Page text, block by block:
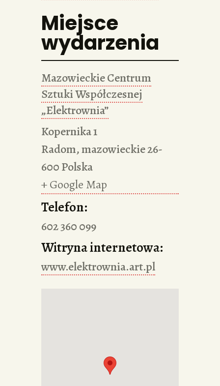
Miejsce
wydarzenia
Mazowieckie Centrum
Sztuki Współczesnej
„Elektrownia”
Kopernika 1
Radom,mazowieckie26-
600Polska
+ Google Map
Telefon:
602 360 099
Witryna internetowa:
www.elektrownia.art.pl